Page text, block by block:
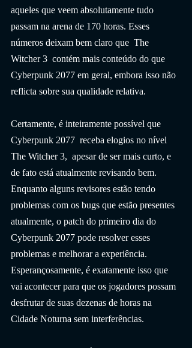
aqueles que veem absolutamente tudo
passam na arena de 170 horas. Esses
números deixam bem claro que  The
Witcher 3  contém mais conteúdo do que
Cyberpunk 2077 em geral, embora isso não
reflicta sobre sua qualidade relativa.
Certamente, é inteiramente possível que
Cyberpunk 2077  receba elogios no nível
The Witcher 3,  apesar de ser mais curto, e
de fato está atualmente revisando bem.
Enquanto alguns revisores estão tendo
problemas com os bugs que estão presentes
atualmente, o patch do primeiro dia do
Cyberpunk 2077 pode resolver esses
problemas e melhorar a experiência.
Esperançosamente, é exatamente isso que
vai acontecer para que os jogadores possam
desfrutar de suas dezenas de horas na
Cidade Noturna sem interferências.